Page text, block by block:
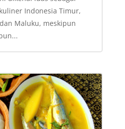
Indonesia Timur,
Maluku, meskipun